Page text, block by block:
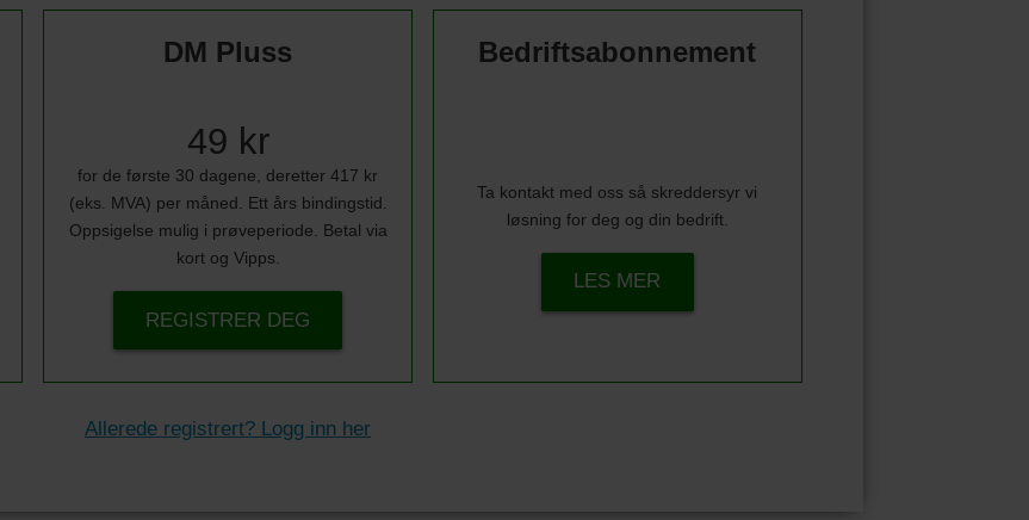
DM Pluss
49 kr
for de første 30 dagene, deretter 417 kr
(eks. MVA) per måned. Ett års bindingstid.
Oppsigelse mulig i prøveperiode. Betal via
kort og Vipps.
REGISTRER DEG
Bedriftsabonnement
Ta kontakt med oss så skreddersyr vi
løsning for deg og din bedrift.
LES MER
Allerede registrert? Logg inn her